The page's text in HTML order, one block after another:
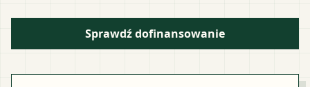
Sprawdź dofinansowanie